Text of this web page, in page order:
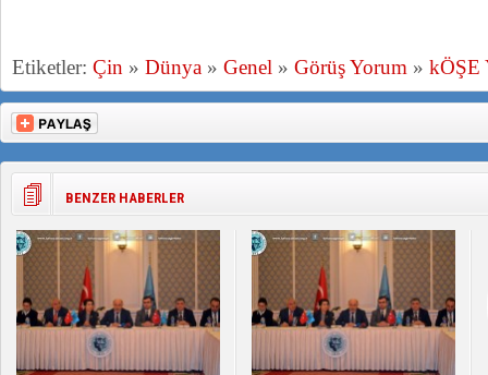
Etiketler: Çin » Dünya » Genel » Görüş Yorum »
BENZER HABERLER